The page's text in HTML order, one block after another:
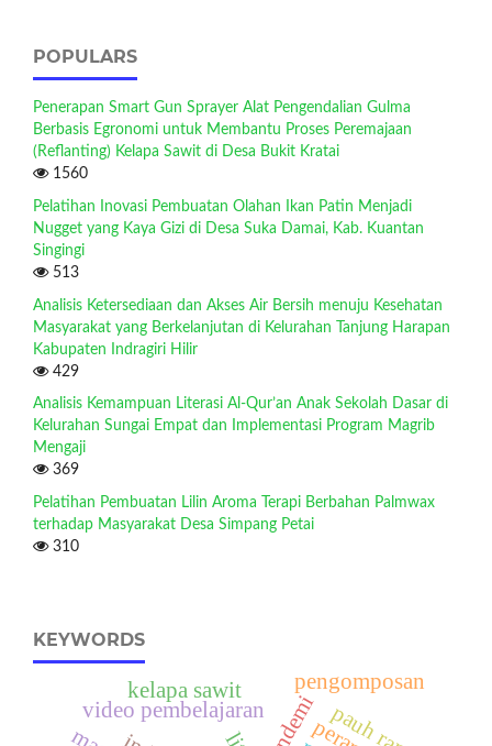
POPULARS
Penerapan Smart Gun Sprayer Alat Pengendalian Gulma
Berbasis Egronomi untuk Membantu Proses Peremajaan
(Reflanting) Kelapa Sawit di Desa Bukit Kratai
1560
Pelatihan Inovasi Pembuatan Olahan Ikan Patin Menjadi
Nugget yang Kaya Gizi di Desa Suka Damai, Kab. Kuantan
Singingi
513
Analisis Ketersediaan dan Akses Air Bersih menuju Kesehatan
Masyarakat yang Berkelanjutan di Kelurahan Tanjung Harapan
Kabupaten Indragiri Hilir
429
Analisis Kemampuan Literasi Al-Qur’an Anak Sekolah Dasar di
Kelurahan Sungai Empat dan Implementasi Program Magrib
Mengaji
369
Pelatihan Pembuatan Lilin Aroma Terapi Berbahan Palmwax
terhadap Masyarakat Desa Simpang Petai
310
KEYWORDS
video pembelajaran
kelapa sawit pengomposan